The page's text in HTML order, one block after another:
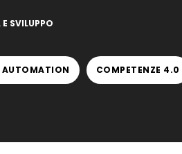
E SVILUPPO
AUTOMATION COMPETENZE 4.0